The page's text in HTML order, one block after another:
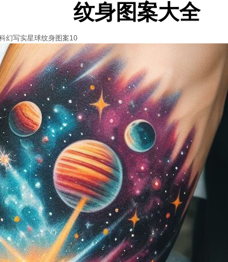
纹身图案大全
幻写实星球纹身图案10